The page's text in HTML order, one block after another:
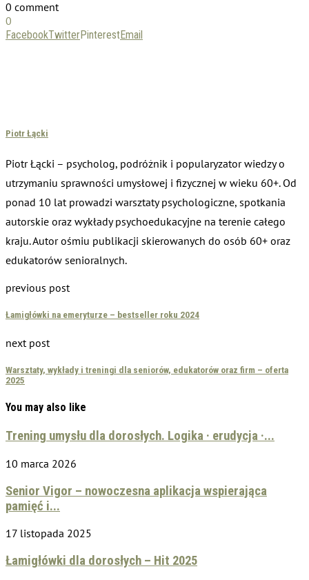
0 comment
0
FacebookTwitterPinterestEmail
Piotr Łącki
Piotr Łącki – psycholog, podróżnik i popularyzator wiedzy o
utrzymaniu sprawności umysłowej i fizycznej w wieku 60+. Od
ponad 10 lat prowadzi warsztaty psychologiczne, spotkania
autorskie oraz wykłady psychoedukacyjne na terenie całego
kraju. Autor ośmiu publikacji skierowanych do osób 60+ oraz
edukatorów senioralnych.
previous post
Łamigłówki na emeryturze – bestseller roku 2024
next post
Warsztaty, wykłady i treningi dla seniorów, edukatorów oraz firm – oferta
2025
You may also like
Trening umysłu dla dorosłych. Logika · erudycja ·...
10 marca 2026
Senior Vigor – nowoczesna aplikacja wspierająca
pamięć i...
17 listopada 2025
Łamigłówki dla dorosłych – Hit 2025